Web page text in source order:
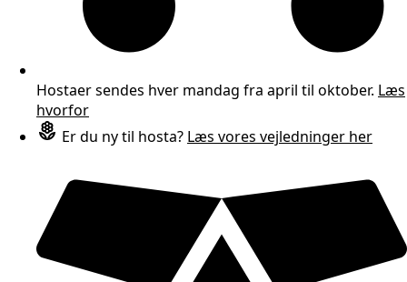
Hostaer sendes hver mandag fra april til oktober. Læs
hvorfor
Er du ny til hosta? Læs vores vejledninger her